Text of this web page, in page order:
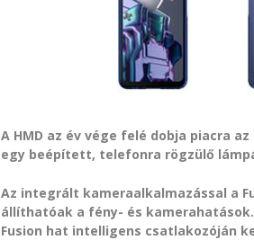
A HMD az év vége felé dobja piacra
egy beépített, telefonra rögzülő
Az integrált kameraalkalmazással a
állíthatóak a fény- és
Fusion hat intelligens csatlakozóján